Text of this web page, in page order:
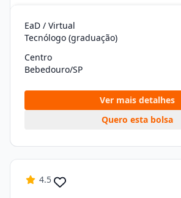
EaD / Virtual
Tecnólogo (graduação)
Centro
Bebedouro/SP
Ver mais detalhes
Quero esta bolsa
4.5